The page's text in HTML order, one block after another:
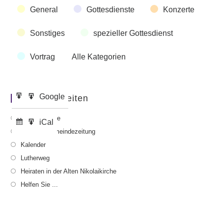
Veranstaltungskategorien
General Gottesdienste Konzerte
Sonstiges spezieller Gottesdienst
Vortrag Alle Kategorien
Eintragen
Google
Abonnieren
iCal
Export
Google
Export
iCal
Wichtige Seiten
Gottesdienste
Aktuelle Gemeindezeitung
Kalender
Lutherweg
Heiraten in der Alten Nikolaikirche
Helfen Sie ...